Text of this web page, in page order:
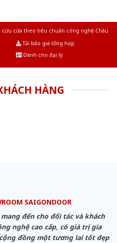
cửa theo tiêu chuẩn công nghệ Châu
Tải báo giá tổng hợp
Dành cho đại lý
HÀNG
SAIGONDOOR
đến cho đối tác và khách
nghệ cao cấp, có giá trị gia
đồng một tương lai tốt đẹp